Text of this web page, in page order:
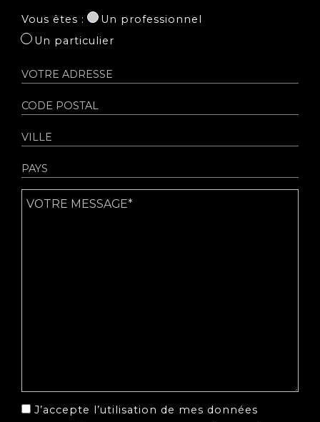
Vous êtes :
Un professionnel
Un particulier
J’accepte l’utilisation de mes données